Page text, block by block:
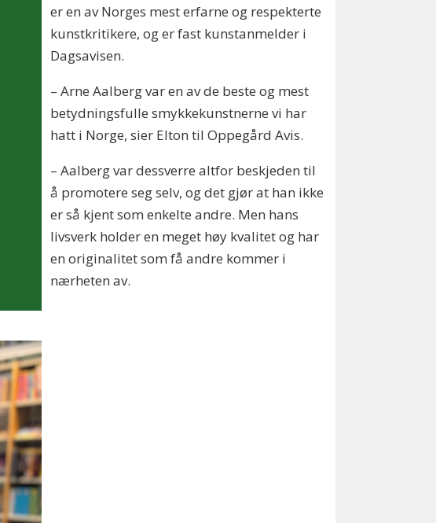
er en av Norges mest erfarne og respekterte
kunstkritikere, og er fast kunstanmelder i
Dagsavisen.
– Arne Aalberg var en av de beste og mest
betydningsfulle smykkekunstnerne vi har
hatt i Norge, sier Elton til Oppegård Avis.
– Aalberg var dessverre altfor beskjeden til
å promotere seg selv, og det gjør at han ikke
er så kjent som enkelte andre. Men hans
livsverk holder en meget høy kvalitet og har
en originalitet som få andre kommer i
nærheten av.